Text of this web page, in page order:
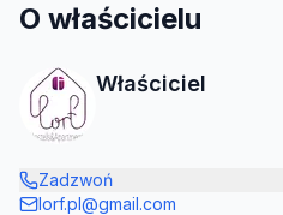
O właścicielu
Właściciel
Zadzwoń
lorf.pl@gmail.com